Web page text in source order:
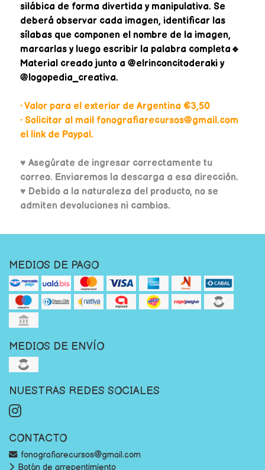
silábica de forma divertida y manipulativa. Se
deberá observar cada imagen, identificar las
sílabas que componen el nombre de la imagen,
marcarlas y luego escribir la palabra completa🔹
Material creado junto a @elrinconcitoderaki y
@logopedia_creativa.
• Valor para el exterior de Argentina €3,50
• Solicitar al mail fonografiarecursos@gmail.com
el link de Paypal.
♥ Asegúrate de ingresar correctamente tu
correo. Enviaremos la descarga a esa dirección.
♥ Debido a la naturaleza del producto, no se
admiten devoluciones ni cambios.
MEDIOS DE PAGO
MEDIOS DE ENVÍO
NUESTRAS REDES SOCIALES
CONTACTO
fonografiarecursos@gmail.com
Botón de arrepentimiento